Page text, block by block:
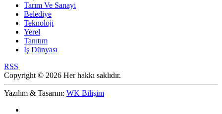
Tarım Ve Sanayi
Belediye
Teknoloji
Yerel
Tanıtım
İş Dünyası
RSS
Copyright © 2026 Her hakkı saklıdır.
Yazılım & Tasarım: WK Bilişim